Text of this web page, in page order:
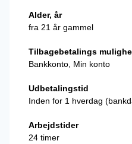
Alder, år
fra 21 år gammel
Tilbagebetalings
Bankkonto, Min konto
Udbetalingstid
Inden for 1 hverdag
Arbejdstider
24 timer